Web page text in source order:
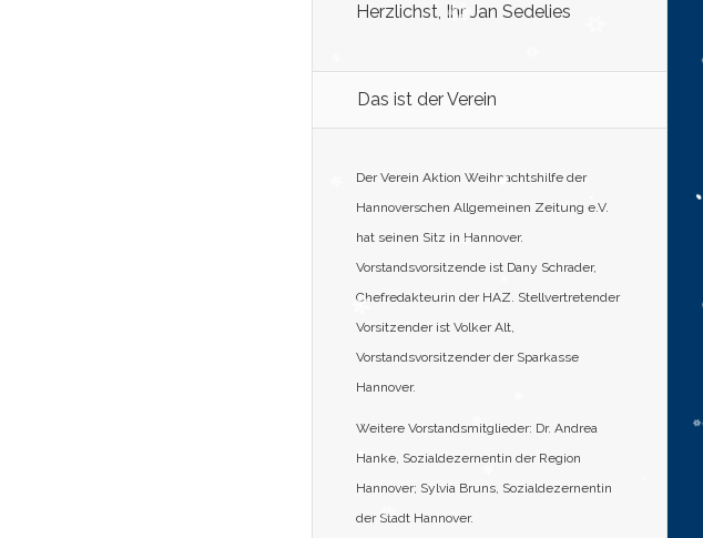
Herzlichst, Ihr Jan Sedelies
Das ist der Verein
Der Verein Aktion Weihnachtshilfe der
Hannoverschen Allgemeinen Zeitung e.V.
hat seinen Sitz in Hannover.
Vorstandsvorsitzende ist Dany Schrader,
Chefredakteurin der HAZ. Stellvertretender
Vorsitzender ist Volker Alt,
Vorstandsvorsitzender der Sparkasse
Hannover.
Weitere Vorstandsmitglieder: Dr. Andrea
Hanke, Sozialdezernentin der Region
Hannover; Sylvia Bruns, Sozialdezernentin
der Stadt Hannover.